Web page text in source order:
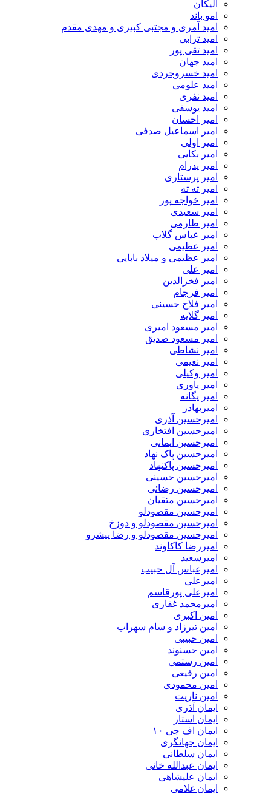
الیکان
امو باند
امید آمری و مجتبی کبیری و مهدى مقدم
امید ترابی
امید تقی پور
امید جهان
امید خسروجردی
امید علومی
امید نفری
امید یوسفی
امیر احسان
امیر اسماعیل صدفی
امیر اولی
امیر بکایی
امیر پدرام
امیر پرستاری
امیر ته ته
امیر خواجه پور
امیر سعیدی
امیر طارمی
امیر عباس گلاب
امیر عظیمی
امیر عظیمی و میلاد بابایی
امیر علی
امیر فخرالدین
امیر فرجام
امیر فلاح حسینی
امیر گلایه
امیر مسعود امیری
امیر مسعود صدیق
امیر نشاطی
امیر نعیمی
امیر وکیلی
امیر یاوری
امیر یگانه
امیربهادر
امیرحسین آذری
امیرحسین افتخاری
امیرحسین ایمانی
امیرحسین پاک نهاد
امیرحسین پاکنهاد
امیرحسین حسینی
امیرحسین رضائی
امیرحسین متقیان
امیرحسین مقصودلو
امیرحسین مقصودلو و دوزخ
امیرحسین مقصودلو و رضا پیشرو
امیررضا کاکاوند
امیرسعید
امیرعباس آل حبیب
امیرعلی
امیرعلی پورقاسم
امیرمحمد غفاری
امین اکبری
امین تیرزاد و سام سهراب
امین حبیبی
امین حسنوند
امین رستمی
امین رفیعی
امین محمودی
امین ناریت
ایمان آذری
ایمان استار
ایمان اف جی ۱۰
ایمان جهانگری
ایمان سلطانی
ایمان عبدالله خانی
ایمان علیشاهی
ایمان غلامی